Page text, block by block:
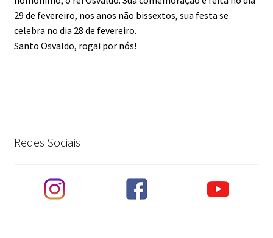
29 de fevereiro, nos anos não bissextos, sua festa se
celebra no dia 28 de fevereiro.
Santo Osvaldo, rogai por nós!
Redes Sociais